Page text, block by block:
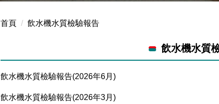
首頁 飲水機水質檢驗報告
飲水機水質
飲水機水質檢驗報告(2026年6月)
飲水機水質檢驗報告(2026年3月)